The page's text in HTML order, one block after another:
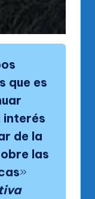
que es
interés
de la
las
»